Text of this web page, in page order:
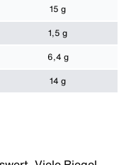
15 g
1,5 g
6,4 g
14 g